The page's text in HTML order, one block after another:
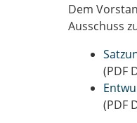
Dem
Ausschuss
(PDF
(PDF